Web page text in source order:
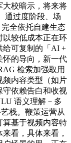
大校暗示，将来将
通过度阶段、场
全依托自建生态
以较低成本正在环
给可复制的「AI +
怀的导向，新一代
检索加强取用
频内容类型（如片
守依赖告白和收视
语义理解－多
栈。鞭策运营从
算基于视频内容特
看，具体来看，